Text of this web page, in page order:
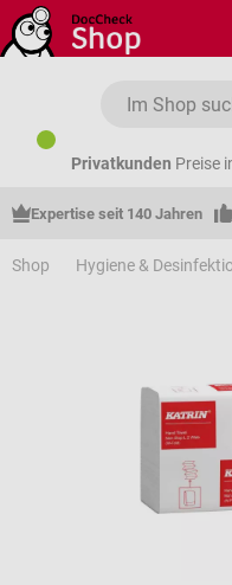
Zum Hauptinhalt springen
Privatkunden Preise
Expertise seit 140 Jahren
Shop Hygiene &